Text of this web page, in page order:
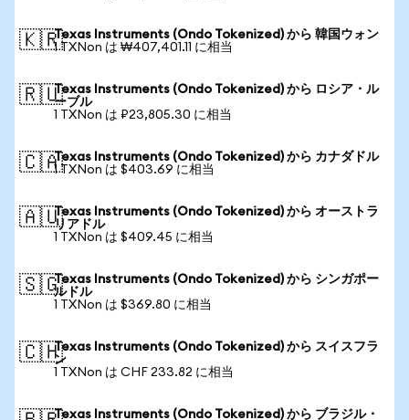
🇰🇷Texas Instruments (Ondo Tokenized) から 韓国ウォン
1 TXNon は ₩407,401.11 に相当
🇷🇺Texas Instruments (Ondo Tokenized) から ロシア・ル
ーブル
1 TXNon は ₽23,805.30 に相当
🇨🇦Texas Instruments (Ondo Tokenized) から カナダドル
1 TXNon は $403.69 に相当
🇦🇺Texas Instruments (Ondo Tokenized) から オーストラ
リアドル
1 TXNon は $409.45 に相当
🇸🇬Texas Instruments (Ondo Tokenized) から シンガポー
ルドル
1 TXNon は $369.80 に相当
🇨🇭Texas Instruments (Ondo Tokenized) から スイスフラ
ン
1 TXNon は CHF 233.82 に相当
Texas Instruments (Ondo Tokenized) から ブラジル・